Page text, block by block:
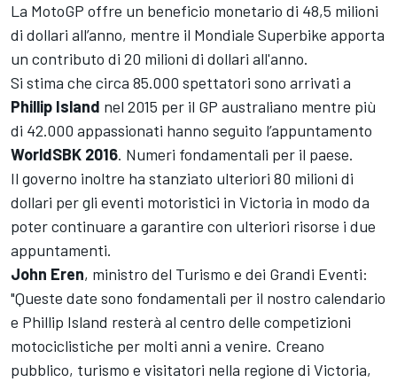
La MotoGP offre un beneficio monetario di 48,5 milioni
di dollari all’anno, mentre il Mondiale Superbike apporta
un contributo di 20 milioni di dollari all'anno.
Si stima che circa 85.000 spettatori sono arrivati a
Phillip Island nel 2015 per il GP australiano mentre più
di 42.000 appassionati hanno seguito l’appuntamento
WorldSBK 2016. Numeri fondamentali per il paese.
Il governo inoltre ha stanziato ulteriori 80 milioni di
dollari per gli eventi motoristici in Victoria in modo da
poter continuare a garantire con ulteriori risorse i due
appuntamenti.
John Eren, ministro del Turismo e dei Grandi Eventi:
"Queste date sono fondamentali per il nostro calendario
e Phillip Island resterà al centro delle competizioni
motociclistiche per molti anni a venire. Creano
pubblico, turismo e visitatori nella regione di Victoria,